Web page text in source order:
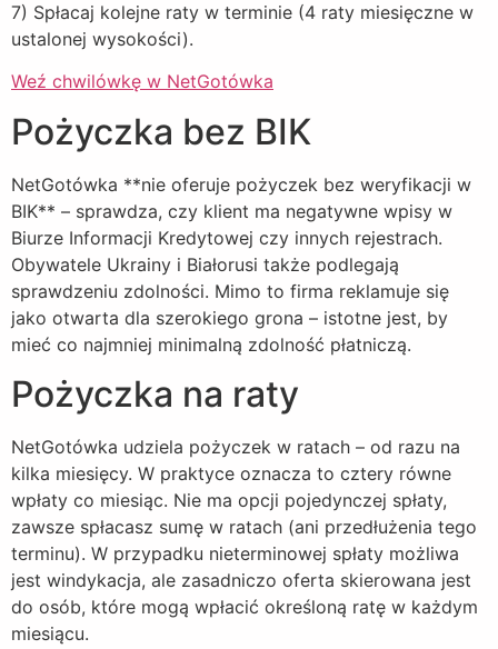
7) Spłacaj kolejne raty w terminie (4 raty miesięczne w
ustalonej wysokości).
Weź chwilówkę w NetGotówka
Pożyczka bez BIK
NetGotówka **nie oferuje pożyczek bez weryfikacji w
BIK** – sprawdza, czy klient ma negatywne wpisy w
Biurze Informacji Kredytowej czy innych rejestrach.
Obywatele Ukrainy i Białorusi także podlegają
sprawdzeniu zdolności. Mimo to firma reklamuje się
jako otwarta dla szerokiego grona – istotne jest, by
mieć co najmniej minimalną zdolność płatniczą.
Pożyczka na raty
NetGotówka udziela pożyczek w ratach – od razu na
kilka miesięcy. W praktyce oznacza to cztery równe
wpłaty co miesiąc. Nie ma opcji pojedynczej spłaty,
zawsze spłacasz sumę w ratach (ani przedłużenia tego
terminu). W przypadku nieterminowej spłaty możliwa
jest windykacja, ale zasadniczo oferta skierowana jest
do osób, które mogą wpłacić określoną ratę w każdym
miesiącu.